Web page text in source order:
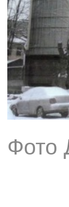
Фото